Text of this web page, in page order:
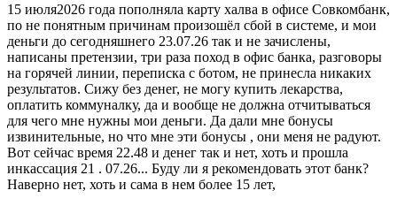
15 июля2026 года пополняла карту халва в офисе Совкомбанк,
по не понятным причинам произошёл сбой в системе, и мои
деньги до сегодняшнего 23.07.26 так и не зачислены,
написаны претензии, три раза поход в офис банка, разговоры
на горячей линии, переписка с ботом, не принесла никаких
результатов. Сижу без денег, не могу купить лекарства,
оплатить коммуналку, да и вообще не должна отчитываться
для чего мне нужны мои деньги. Да дали мне бонусы
извинительные, но что мне эти бонусы , они меня не радуют.
Вот сейчас время 22.48 и денег так и нет, хоть и прошла
инкассация 21 . 07.26... Буду ли я рекомендовать этот банк?
Наверно нет, хоть и сама в нем более 15 лет,